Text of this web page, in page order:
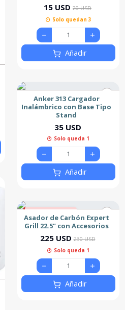
15 USD 20 USD
Solo quedan 3
Añadir
Anker 313 Cargador
Inalámbrico con Base Tipo
Stand
35 USD
Solo queda 1
Añadir
2% de descuento
Destacado
Asador de Carbón Expert
Grill 22.5” con Accesorios
225 USD 230 USD
Solo queda 1
Añadir